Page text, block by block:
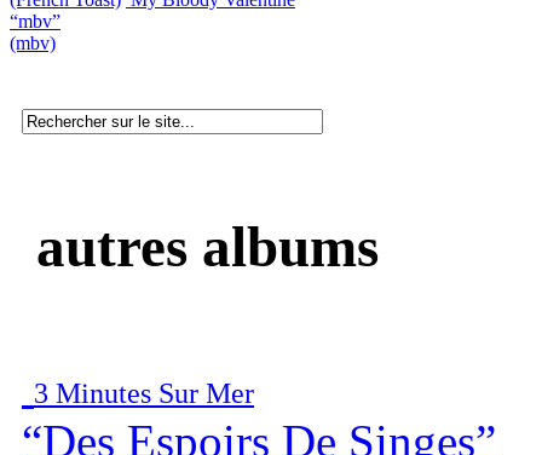
“mbv”
(mbv)
autres albums
3 Minutes Sur Mer
“Des Espoirs De Singes”